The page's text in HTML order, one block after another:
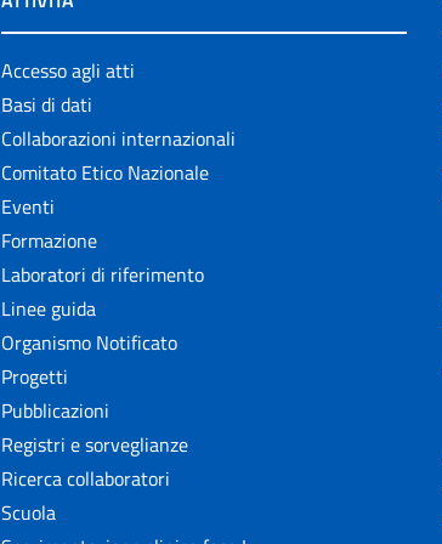
Accesso agli atti
Basi di dati
Collaborazioni internazionali
Comitato Etico Nazionale
Eventi
Formazione
Laboratori di riferimento
Linee guida
Organismo Notificato
Progetti
Pubblicazioni
Registri e sorveglianze
Ricerca collaboratori
Scuola